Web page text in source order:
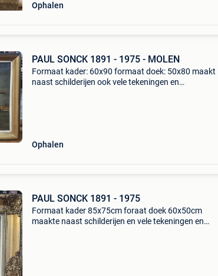
Ophalen
PAUL SONCK 1891 - 1975 - MOLEN
Formaat kader: 60x90 formaat doek: 50x80 maakt
naast schilderijen ook vele tekeningen en
Ophalen
PAUL SONCK 1891 - 1975
Formaat kader 85x75cm foraat doek 60x50cm
maakte naast schilderijen en vele tekeningen en